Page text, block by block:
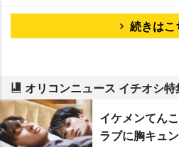
続きはこ
オリコンニュース イチオシ特
イケメンてん
ラブに胸キュン